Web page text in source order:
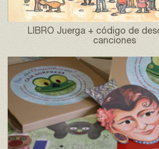
LIBRO Juerga + código de
canciones